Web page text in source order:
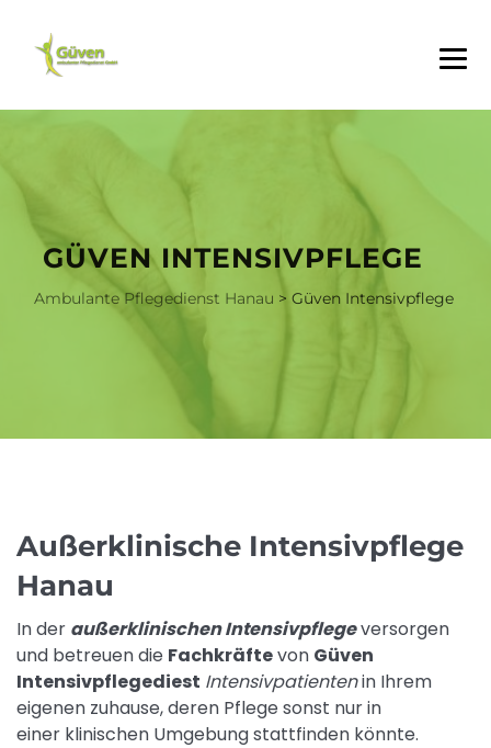
GÜVEN INTENSIVPFLEGE
Ambulante Pflegedienst Hanau > Güven Intensivpflege
Außerklinische Intensivpflege
Hanau
In der außerklinischen Intensivpflegeversorgen
und betreuen die Fachkräftevon Güven
Intensivpflegediest Intensivpatientenin Ihrem
eigenen zuhause, deren Pflege sonst nur in
einer klinischen Umgebung stattfinden könnte.